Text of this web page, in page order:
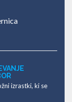
izrastki, ki se